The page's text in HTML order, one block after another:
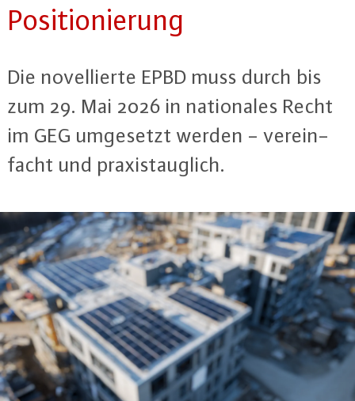
Po­si­tio­nie­rung
Die no­vel­lier­te EPBD muss durch bis
zum 29. Mai 2026 in na­tio­na­les Recht
im GEG umgesetzt werden - ver­ein­
facht und pra­xis­taug­lich.